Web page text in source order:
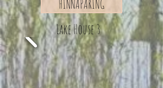
HINNAPÄRING
Lake House 3